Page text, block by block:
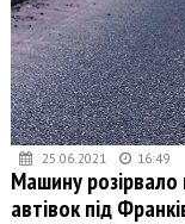
25.06.2021 16:49
Машину розірвало
автівок під